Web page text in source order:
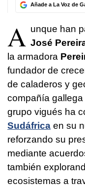
Añade a La Voz de
A unque han
José
la armadora
fundador de
de caladeros y
compañía gallega
grupo vigués ha
Sudáfrica en su
reforzando su
mediante
también
ecosistemas a